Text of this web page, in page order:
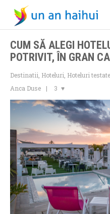
CUM SĂ ALEGI
POTRIVIT, ÎN GRAN
Destinatii Hoteluri Hoteluri testate
Anca Duse
3